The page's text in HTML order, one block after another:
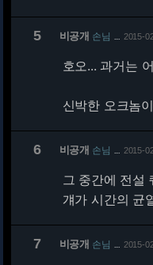
5 비공개 손님 2015-
호오... 과거는
신박한 오크놈
6 비공개 손님 2015-
그 중간에 전설
걔가 시간의 균
7 비공개 손님 2015-